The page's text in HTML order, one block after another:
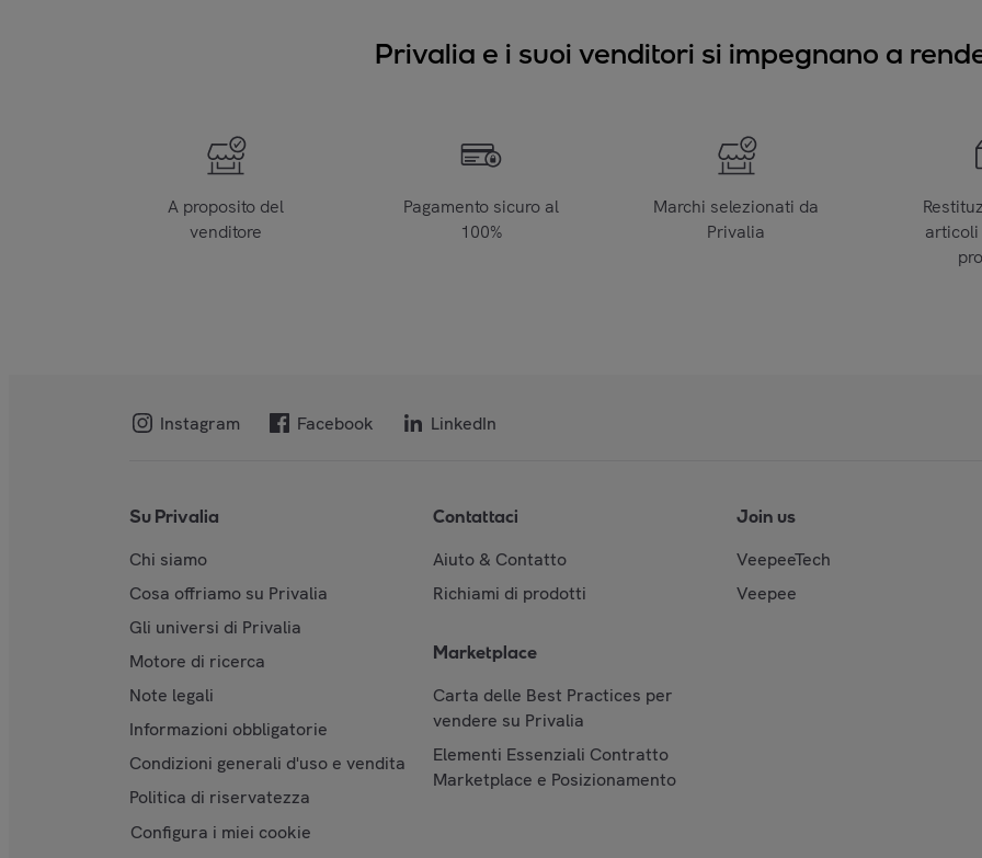
Privalia e i suoi venditori si impegnano a
A proposito del
venditore
Pagamento sicuro al
100%
Marchi selezionati da
Privalia
articoli
Instagram Facebook LinkedIn
Su Privalia
Chi siamo
Cosa offriamo su Privalia
Gli universi di Privalia
Motore di ricerca
Note legali
Informazioni obbligatorie
Condizioni generali d'uso e vendita
Politica di riservatezza
Configura i miei cookie
Contattaci
Aiuto & Contatto
Richiami di prodotti
Marketplace
Carta delle Best Practices per
vendere su Privalia
Elementi Essenziali Contratto
Marketplace e Posizionamento
Join us
VeepeeTech
Veepee